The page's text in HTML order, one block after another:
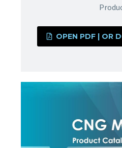
OPEN PDF | OR